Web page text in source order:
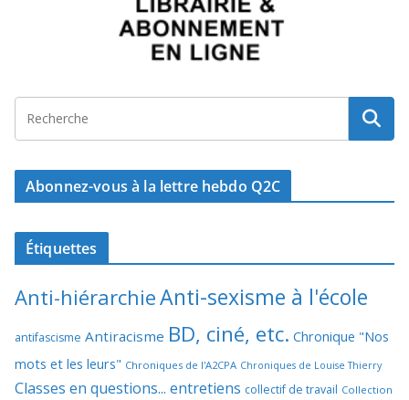
Abonnez-vous à la lettre hebdo Q2C
Étiquettes
Anti-hiérarchieAnti-sexisme à l'école
antifascisme Antiracisme BD, ciné, etc. Chronique "Nos
mots et les leurs" Chroniques de l'A2CPA Chroniques de Louise Thierry
Classes en questions... entretiens collectif de travail Collection